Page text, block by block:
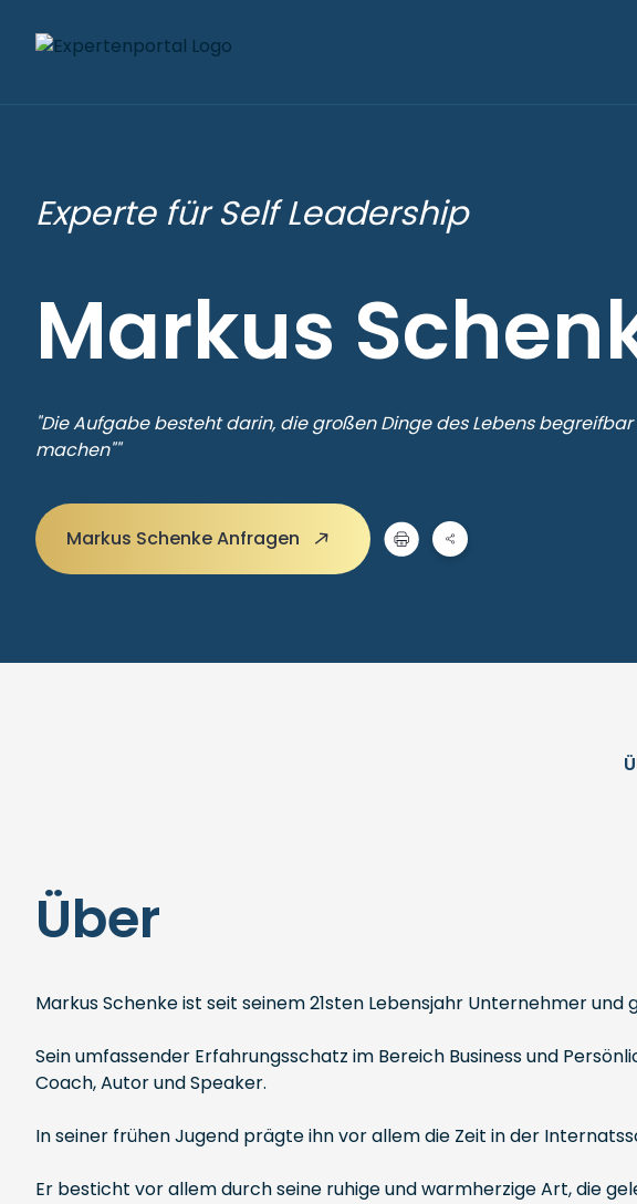
Experte für Self Leadership
Markus
"Die Aufgabe besteht darin, die großen Dinge des Lebens begreifbar
machen""
Markus Schenke Anfragen
Über
Markus Schenke ist seit seinem 21sten Lebensjahr Unternehmer
Sein umfassender Erfahrungsschatz im Bereich Business und
Coach, Autor und Speaker.
In seiner frühen Jugend prägte ihn vor allem die Zeit in der
Er besticht vor allem durch seine ruhige und warmherzige Art, die